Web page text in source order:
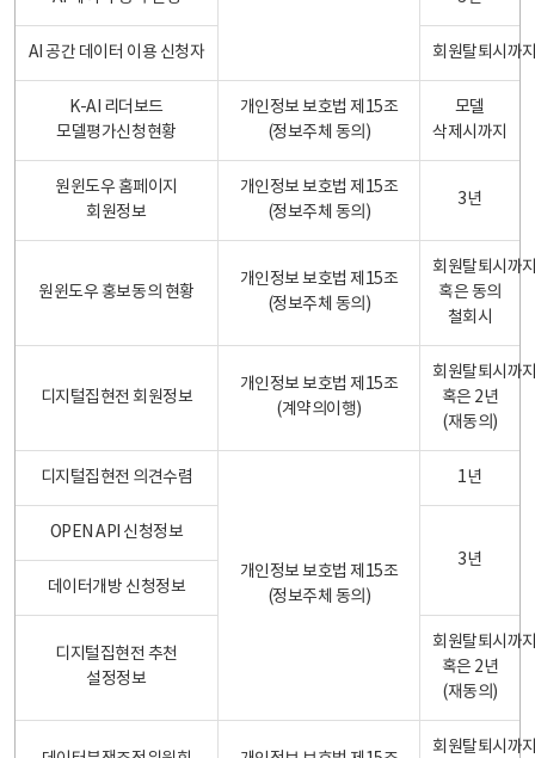
AI 공간 데이터 이용 신청자 회원탈퇴시까
K-AI 리더보드
모델평가신청현황
개인정보 보호법 제15조
(정보주체 동의)
모델
삭제시까지
원윈도우 홈페이지
회원정보
개인정보 보호법 제15조
(정보주체 동의)
3년
원윈도우 홍보동의 현황
개인정보 보호법 제15조
(정보주체 동의)
회원탈퇴시까
혹은 동의
철회시
디지털집현전 회원정보
개인정보 보호법 제15조
(계약의이행)
회원탈퇴시까
혹은 2년
(재동의)
디지털집현전 의견수렴
개인정보 보호법 제15조
(정보주체 동의)
1년
OPEN API 신청정보
3년
데이터개방 신청정보
디지털집현전 추천
설정정보
회원탈퇴시까
혹은 2년
(재동의)
회원탈퇴시까